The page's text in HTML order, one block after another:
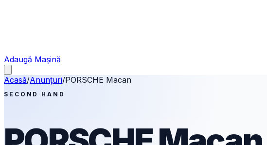
Adaugă Mașină
Acasă/Anunțuri/PORSCHE Macan
SECOND HAND